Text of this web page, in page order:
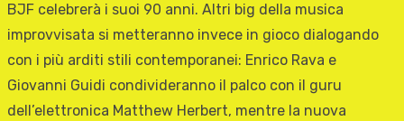
BJF celebrerà i suoi 90 anni. Altri big della musica
improvvisata si metteranno invece in gioco dialogando
con i più arditi stili contemporanei: Enrico Rava e
Giovanni Guidi condivideranno il palco con il guru
dell’elettronica Matthew Herbert, mentre la nuova